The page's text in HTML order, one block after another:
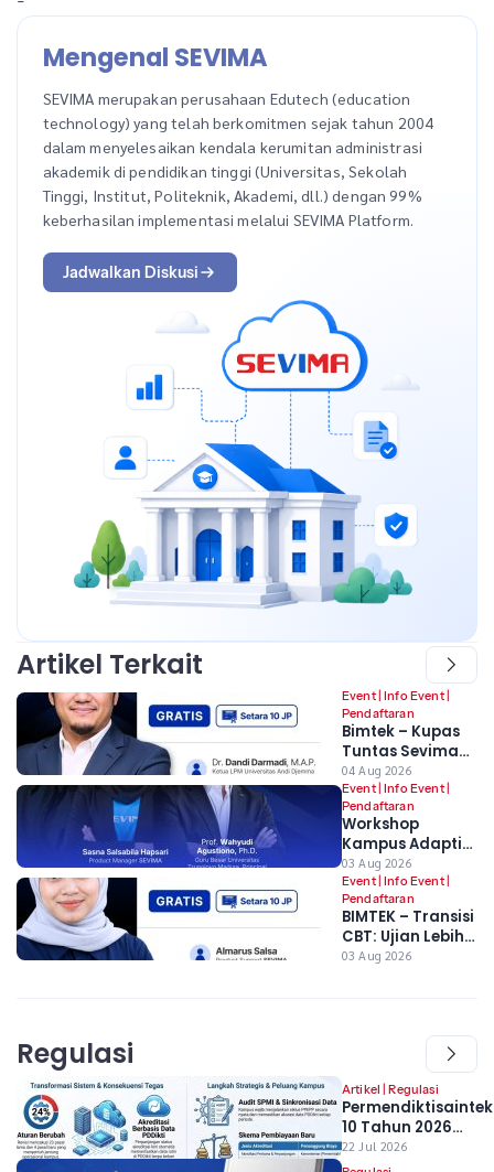
Mengenal SEVIMA
SEVIMA merupakan perusahaan Edutech (education
technology) yang telah berkomitmen sejak tahun 2004
dalam menyelesaikan kendala kerumitan administrasi
akademik di pendidikan tinggi (Universitas, Sekolah
Tinggi, Institut, Politeknik, Akademi, dll.) dengan 99%
keberhasilan implementasi melalui SEVIMA Platform.
Jadwalkan Diskusi
Artikel Terkait
Event|Info Event|
Pendaftaran
Bimtek – Kupas
Tuntas Sevima
Platform: Untuk
Mengawal Awal
Tahun Akademik,
Stabilitas
Semester Ganjil,
dan Kesiapan
PDDikti
04 Aug 2026
Event|Info Event|
Pendaftaran
Workshop
Kampus Adaptif
2026 –
Transformasi
Digital dan
Strategi
Implementasi
Regulasi Terbaru
03 Aug 2026
Event|Info Event|
Pendaftaran
BIMTEK – Transisi
CBT: Ujian Lebih
Andal dan
03 Aug 2026
Regulasi
Artikel |Regulasi
Permendiktisaintek
10 Tahun 2026
Resmi Berlaku, Apa
Perubahan yang
22 Jul 2026